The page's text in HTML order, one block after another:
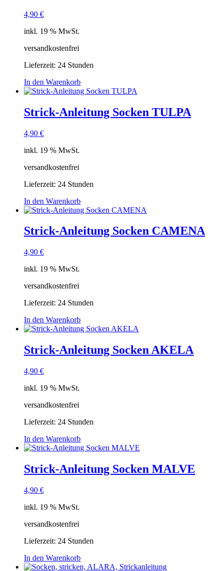
4,90 €
inkl. 19 % MwSt.
versandkostenfrei
Lieferzeit: 24 Stunden
In den Warenkorb
Strick-Anleitung Socken TULPA
4,90 €
inkl. 19 % MwSt.
versandkostenfrei
Lieferzeit: 24 Stunden
In den Warenkorb
Strick-Anleitung Socken CAMENA
4,90 €
inkl. 19 % MwSt.
versandkostenfrei
Lieferzeit: 24 Stunden
In den Warenkorb
Strick-Anleitung Socken AKELA
4,90 €
inkl. 19 % MwSt.
versandkostenfrei
Lieferzeit: 24 Stunden
In den Warenkorb
Strick-Anleitung Socken MALVE
4,90 €
inkl. 19 % MwSt.
versandkostenfrei
Lieferzeit: 24 Stunden
In den Warenkorb